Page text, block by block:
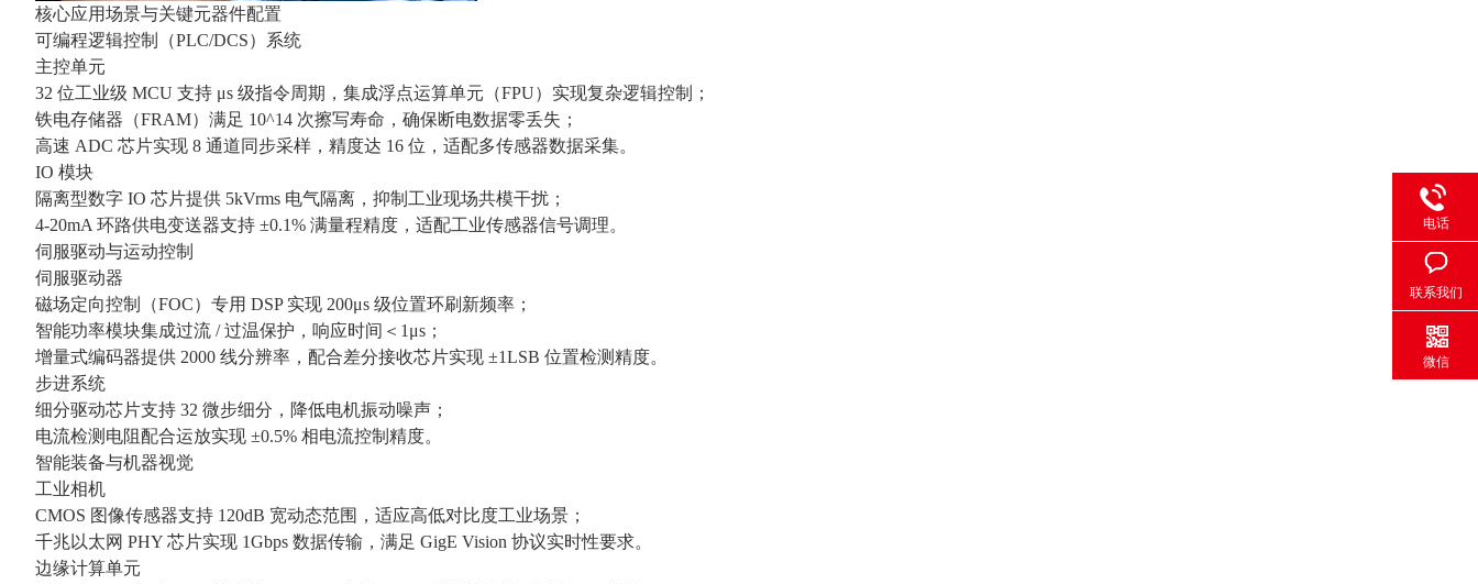
核心应用场景与关键元器件配置
可编程逻辑控制（PLC/DCS）系统
主控单元
32 位工业级 MCU 支持 μs 级指令周期，集成浮点运算单元（FPU）实现复杂逻辑控制；
铁电存储器（FRAM）满足 10^14 次擦写寿命，确保断电数据零丢失；
高速 ADC 芯片实现 8 通道同步采样，精度达 16 位，适配多传感器数据采集。
IO 模块
隔离型数字 IO 芯片提供 5kVrms 电气隔离，抑制工业现场共模干扰；
4-20mA 环路供电变送器支持 ±0.1% 满量程精度，适配工业传感器信号调理。
伺服驱动与运动控制
伺服驱动器
磁场定向控制（FOC）专用 DSP 实现 200μs 级位置环刷新频率；
智能功率模块集成过流 / 过温保护，响应时间＜1μs；
增量式编码器提供 2000 线分辨率，配合差分接收芯片实现 ±1LSB 位置检测精度。
步进系统
细分驱动芯片支持 32 微步细分，降低电机振动噪声；
电流检测电阻配合运放实现 ±0.5% 相电流控制精度。
智能装备与机器视觉
工业相机
CMOS 图像传感器支持 120dB 宽动态范围，适应高低对比度工业场景；
千兆以太网 PHY 芯片实现 1Gbps 数据传输，满足 GigE Vision 协议实时性要求。
边缘计算单元
电话
联系我们
微信